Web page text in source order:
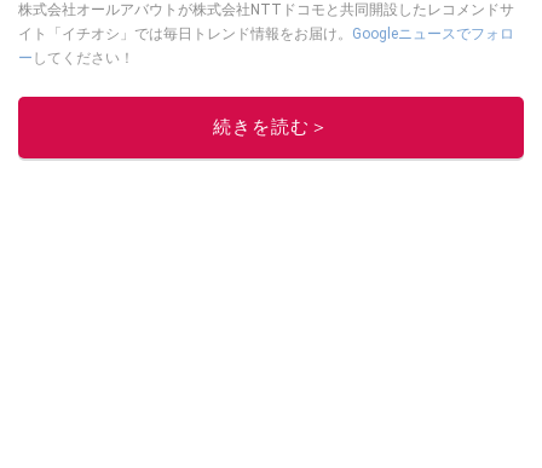
株式会社オールアバウトが株式会社NTTドコモと共同開設したレコメンドサ
イト「イチオシ」では毎日トレンド情報をお届け。 Googleニュースでフォロ
ー してください！
このイチオシストの他の記事を読む
続きを読む＞